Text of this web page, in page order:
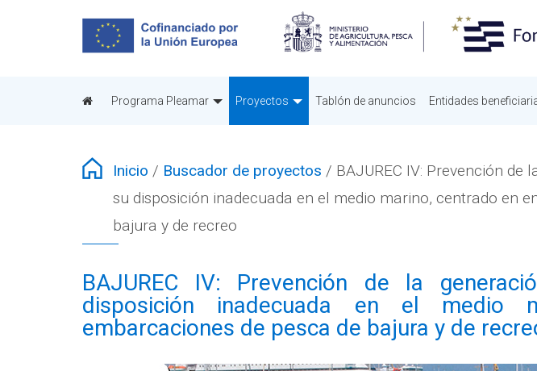
Programa Pleamar Proyectos Tablón de anuncios Entidades
Inicio / Buscador de proyectos / BAJUREC IV: Prevención de
su disposición inadecuada en el medio marino, centrado en
bajura y de recreo
BAJUREC IV: Prevención de la
disposición inadecuada en el medio
embarcaciones de pesca de bajura y de